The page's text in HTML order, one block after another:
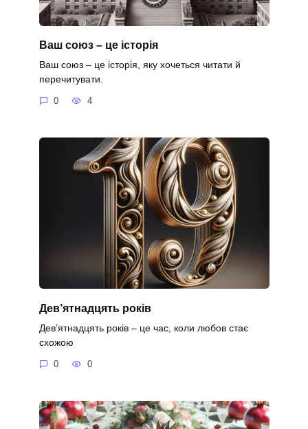
Ваш союз – це історія
Ваш союз – це історія, яку хочеться читати й
перечитувати.
0 4
Дев’ятнадцять років
Дев’ятнадцять років – це час, коли любов стає
схожою
0 0